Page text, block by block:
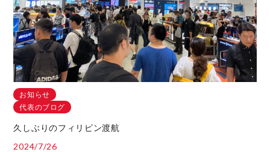
お知らせ
代表のブログ
久しぶりのフィリピン渡航
2024/7/26